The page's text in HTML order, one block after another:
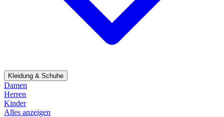
Kleidung & Schuhe
Damen
Herren
Kinder
Alles anzeigen